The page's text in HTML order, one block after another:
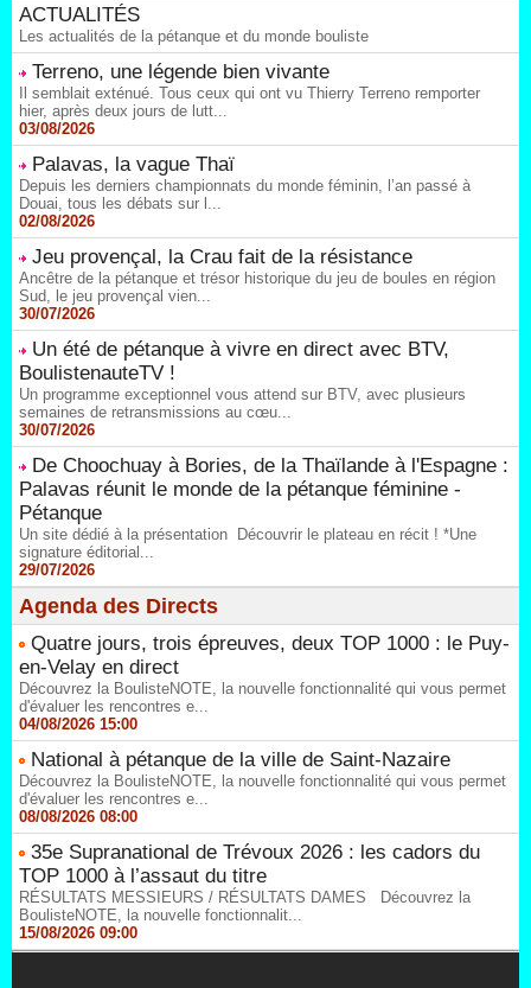
ACTUALITÉS
Les actualités de la pétanque et du monde bouliste
Terreno, une légende bien vivante
Il semblait exténué. Tous ceux qui ont vu Thierry Terreno remporter
hier, après deux jours de lutt...
03/08/2026
Palavas, la vague Thaï
Depuis les derniers championnats du monde féminin, l’an passé à
Douai, tous les débats sur l...
02/08/2026
Jeu provençal, la Crau fait de la résistance
Ancêtre de la pétanque et trésor historique du jeu de boules en région
Sud, le jeu provençal vien...
30/07/2026
Un été de pétanque à vivre en direct avec BTV,
BoulistenauteTV !
Un programme exceptionnel vous attend sur BTV, avec plusieurs
semaines de retransmissions au cœu...
30/07/2026
De Choochuay à Bories, de la Thaïlande à l'Espagne :
Palavas réunit le monde de la pétanque féminine -
Pétanque
Un site dédié à la présentation Découvrir le plateau en récit ! *Une
signature éditorial...
29/07/2026
Agenda des Directs
Quatre jours, trois épreuves, deux TOP 1000 : le Puy-
en-Velay en direct
Découvrez la BoulisteNOTE, la nouvelle fonctionnalité qui vous permet
d'évaluer les rencontres e...
04/08/2026 15:00
National à pétanque de la ville de Saint-Nazaire
Découvrez la BoulisteNOTE, la nouvelle fonctionnalité qui vous permet
d'évaluer les rencontres e...
08/08/2026 08:00
35e Supranational de Trévoux 2026 : les cadors du
TOP 1000 à l’assaut du titre
RÉSULTATS MESSIEURS / RÉSULTATS DAMES Découvrez la
BoulisteNOTE, la nouvelle fonctionnalit...
15/08/2026 09:00